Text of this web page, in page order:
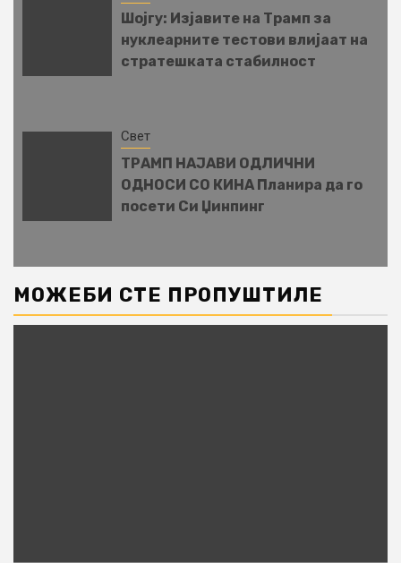
Шојгу: Изјавите на Трамп за
нуклеарните тестови влијаат на
стратешката стабилност
Свет
ТРАМП НАЈАВИ ОДЛИЧНИ
ОДНОСИ СО КИНА Планира да го
посети Си Џинпинг
МОЖЕБИ СТЕ ПРОПУШТИЛЕ